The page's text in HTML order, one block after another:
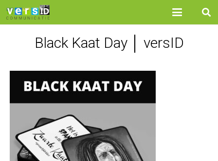
Black Kaat Day │ versID